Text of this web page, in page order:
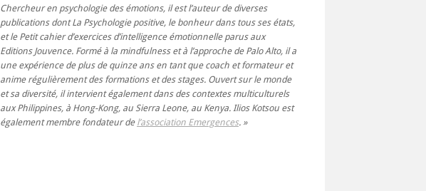
Chercheur en psychologie des émotions, il est l’auteur de diverses
publications dont La Psychologie positive, le bonheur dans tous ses états,
et le Petit cahier d’exercices d’intelligence émotionnelle parus aux
Editions Jouvence. Formé à la mindfulness et à l’approche de Palo Alto, il a
une expérience de plus de quinze ans en tant que coach et formateur et
anime régulièrement des formations et des stages. Ouvert sur le monde
et sa diversité, il intervient également dans des contextes multiculturels
aux Philippines, à Hong-Kong, au Sierra Leone, au Kenya. Ilios Kotsou est
également membre fondateur de l’association Emergences.